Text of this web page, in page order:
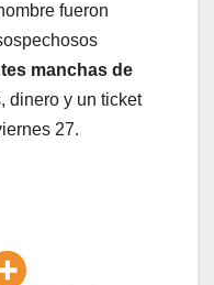
fueron
manchas de
dinero y un ticket
27.